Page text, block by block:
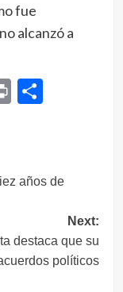
fue
alcanzó a
Print
años de
Next:
destaca que su
políticos